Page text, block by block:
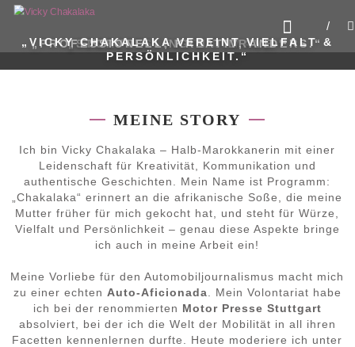
Zum
springen
VICKY CHAKALAKA
„FEARLESS. FAST. FEMALE.“
„STORYTELLING MIT DRIVE.“
„PROFESSIONELL, KREATIV, ANDERS.“
„VICKY CHAKALAKA VEREINT VIELFALT &
PERSÖNLICHKEIT.“
MEINE STORY
Ich bin Vicky Chakalaka – Halb-Marokkanerin mit einer
Leidenschaft für Kreativität, Kommunikation und
authentische Geschichten. Mein Name ist Programm:
„Chakalaka“ erinnert an die afrikanische Soße, die meine
Mutter früher für mich gekocht hat, und steht für Würze,
Vielfalt und Persönlichkeit – genau diese Aspekte bringe
ich auch in meine Arbeit ein!
Meine Vorliebe für den Automobiljournalismus macht mich
zu einer echten Auto-Aficionada . Mein Volontariat habe
ich bei der renommierten Motor Presse Stuttgart
absolviert, bei der ich die Welt der Mobilität in all ihren
Facetten kennenlernen durfte. Heute moderiere ich unter